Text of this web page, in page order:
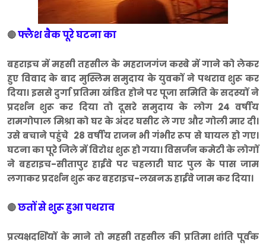
🔴फ्लैश बैक पूरे घटना का
बहराइच में महसी तहसील के महराजगंज कस्बे में गाने को लेकर
हुए विवाद के बाद मुस्लिम समुदाय के युवकों ने पथराव शुरू कर
दिया। इससे दुर्गा प्रतिमा खंडित होने पर पूजा समिति के सदस्यों ने
प्रदर्शन शुरू कर दिया तो दूसरे समुदाय के लोग 24 वर्षीय
रामगोपाल मिश्रा को घर के अंदर घसीट ले गए और गोली मार दी।
उसे बचाने पहुंचे 28 वर्षीय राजन भी गंभीर रूप से घायल हो गए।
घटना का पूरे जिले में विरोध शुरू हो गया। विसर्जन कमेटी के लोगों
ने बहराइच-सीतापुर हाईवे पर चहलारी घाट पुल के पास जाम
लगाकर प्रदर्शन शुरू कर बहराइच-लखनऊ हाईवे जाम कर दिया।
🔴छतों से शुरू हुआ पथराव
प्रत्यक्षदर्शियों के माने तो महसी तहसील की प्रतिमा शांति पूर्वक